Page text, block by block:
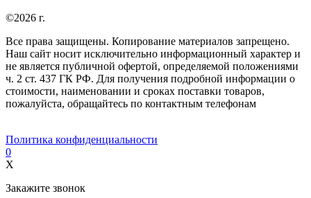
©2026 г.
Все права защищены. Копирование материалов запрещено.
Наш сайт носит исключительно информационный характер и
не является публичной офертой, определяемой положениями
ч. 2 ст. 437 ГК РФ. Для получения подробной информации о
стоимости, наименовании и сроках поставки товаров,
пожалуйста, обращайтесь по контактным телефонам
Политика конфиденциальности
0
X
Закажите звонок